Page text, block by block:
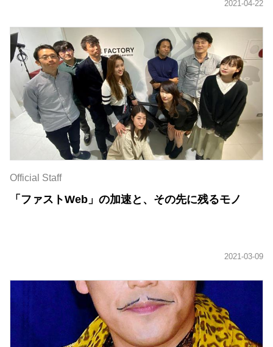
Official Staff
「ファストWeb」の加速と、その先に残るモノ